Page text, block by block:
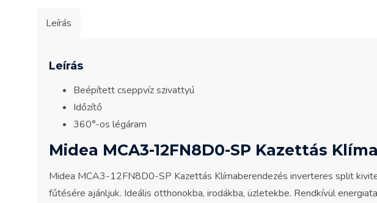
Leírás
Leírás
Beépített cseppvíz szivattyú
Időzítő
360°-os légáram
Midea MCA3-12FN8D0-SP Kazettás
Midea MCA3-12FN8D0-SP Kazettás Klímaberendezés inverteres split
fűtésére ajánljuk. Ideális otthonokba, irodákba, üzletekbe. Rendkívül